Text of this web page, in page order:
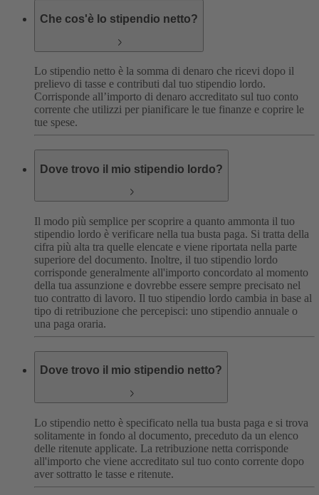
Che cos'è lo stipendio netto?
Lo stipendio netto è la somma di denaro che ricevi dopo il
prelievo di tasse e contributi dal tuo stipendio lordo.
Corrisponde all’importo di denaro accreditato sul tuo conto
corrente che utilizzi per pianificare le tue finanze e coprire le
tue spese.
Dove trovo il mio stipendio lordo?
Il modo più semplice per scoprire a quanto ammonta il tuo
stipendio lordo è verificare nella tua busta paga. Si tratta della
cifra più alta tra quelle elencate e viene riportata nella parte
superiore del documento. Inoltre, il tuo stipendio lordo
corrisponde generalmente all'importo concordato al momento
della tua assunzione e dovrebbe essere sempre precisato nel
tuo contratto di lavoro. Il tuo stipendio lordo cambia in base al
tipo di retribuzione che percepisci: uno stipendio annuale o
una paga oraria.
Dove trovo il mio stipendio netto?
Lo stipendio netto è specificato nella tua busta paga e si trova
solitamente in fondo al documento, preceduto da un elenco
delle ritenute applicate. La retribuzione netta corrisponde
all'importo che viene accreditato sul tuo conto corrente dopo
aver sottratto le tasse e ritenute.